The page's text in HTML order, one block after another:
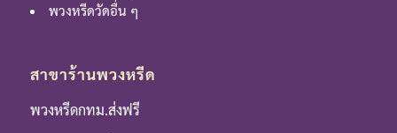
พวงหรีดวัดอื่น ๆ
สาขาร้านพวงหรีด
พวงหรีดกทม.ส่งฟรี